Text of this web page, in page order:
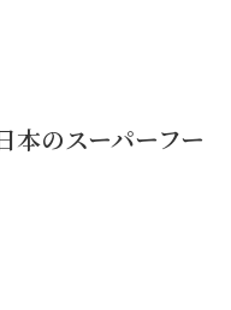
本のスーパーフー